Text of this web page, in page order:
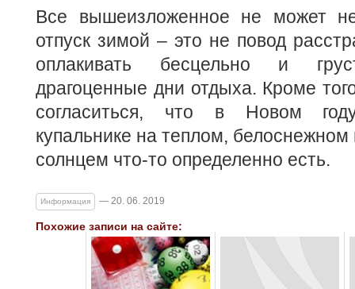
Все вышеизложенное не может
отпуск зимой – это не повод
оплакивать бесцельно и
драгоценные дни отдыха. Кроме
согласиться, что в Новом
купальнике на теплом,
солнцем что-то определенно есть.
Информация — 20. 06. 2019
Похожие записи на сайте: